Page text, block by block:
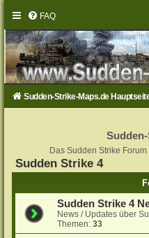
FAQ
Sudden-Strike-Maps.de
Das Sudden Strike
Sudden Strike 4
Sudden Strike 4
News / Updates über
Themen:33